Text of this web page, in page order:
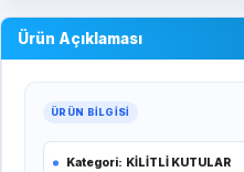
Ürün Açıklaması
ÜRÜN BILGISI
Kategori: KİLİTLİ KUTULAR